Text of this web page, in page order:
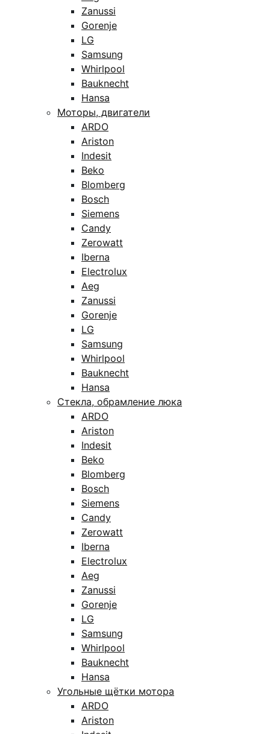
Zanussi
Gorenje
LG
Samsung
Whirlpool
Bauknecht
Hansa
Моторы, двигатели
ARDO
Ariston
Indesit
Beko
Blomberg
Bosch
Siemens
Candy
Zerowatt
Iberna
Electrolux
Aeg
Zanussi
Gorenje
LG
Samsung
Whirlpool
Bauknecht
Hansa
Стекла, обрамление люка
ARDO
Ariston
Indesit
Beko
Blomberg
Bosch
Siemens
Candy
Zerowatt
Iberna
Electrolux
Aeg
Zanussi
Gorenje
LG
Samsung
Whirlpool
Bauknecht
Hansa
Угольные щётки мотора
ARDO
Ariston